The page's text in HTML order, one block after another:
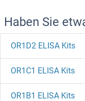
Haben Sie
OR1D2 ELISA Kits
OR1C1 ELISA Kits
OR1B1 ELISA Kits